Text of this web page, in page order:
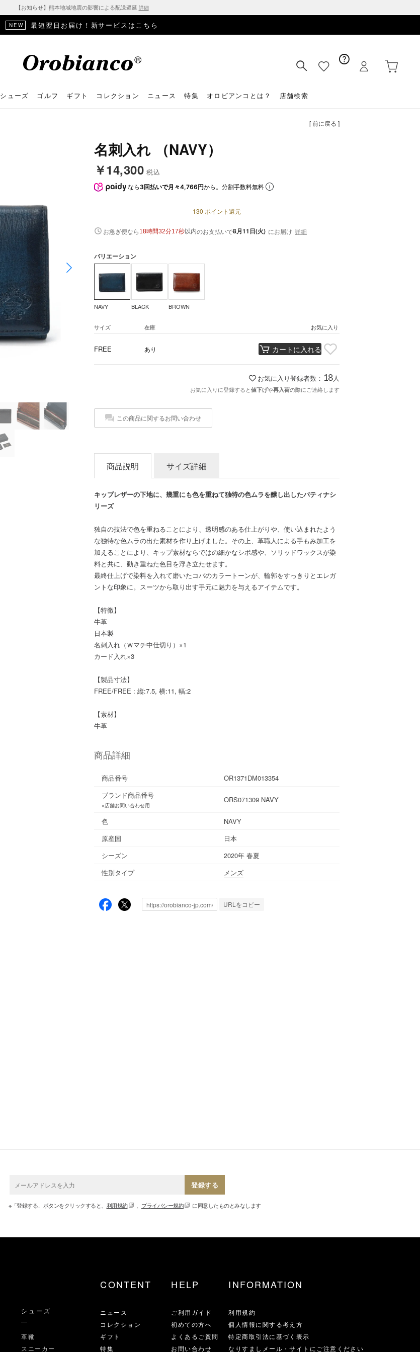
【お知らせ】熊本地域地震の影響による配送遅延 詳細
NEW 最短翌日お届け！新サービスはこちら
シューズ ゴルフ ギフト コレクション ニュース 特集 オロビアンコとは？ 店舗検索
[ 前に戻る ]
名刺入れ （NAVY）
￥14,300 税込
なら 3回払いで月々4,766円から。分割手数料無料
130 ポイント還元
お急ぎ便なら 18時間32分17秒以内のお支払いで8月11日(火) にお届け 詳細
バリエーション
NAVY BLACK BROWN
サイズ 在庫 お気に入り
FREE あり カートに入れる
お気に入り登録者数： 18 人
お気に入りに登録すると値下げや再入荷の際にご連絡します
この商品に関するお問い合わせ
商品説明 サイズ詳細
キップレザーの下地に、幾重にも色を重ねて独特の色ムラを醸し出したパティナシ
リーズ
独自の技法で色を重ねることにより、透明感のある仕上がりや、使い込まれたよう
な独特な色ムラの出た素材を作り上げました。その上、革職人による手もみ加工を
加えることにより、キップ素材ならではの細かなシボ感や、ソリッドワックスが染
料と共に、動き重ねた色目を浮き立たせます。
最終仕上げで染料を入れて磨いたコバのカラートーンが、輪郭をすっきりとエレガ
ントな印象に。スーツから取り出す手元に魅力を与えるアイテムです。
【特徴】
牛革
日本製
名刺入れ（Ｗマチ中仕切り）×1
カード入れ×3
【製品寸法】
FREE/FREE : 縦:7.5, 横:11, 幅:2
【素材】
牛革
商品詳細
商品番号
OR1371DM013354
ブランド商品番号
※店舗お問い合わせ用
ORS071309 NAVY
色
NAVY
原産国
日本
シーズン
2020年 春夏
性別タイプ
メンズ
URLをコピー
登録する
※「登録する」ボタンをクリックすると、 利用規約 、 プライバシー規約 に同意したものとみなします
シューズ
革靴
スニーカー
CONTENT
ニュース
コレクション
ギフト
特集
HELP
ご利用ガイド
初めての方へ
よくあるご質問
お問い合わせ
INFORMATION
利用規約
個人情報に関する考え方
特定商取引法に基づく表示
なりすましメール・サイトにご注意ください